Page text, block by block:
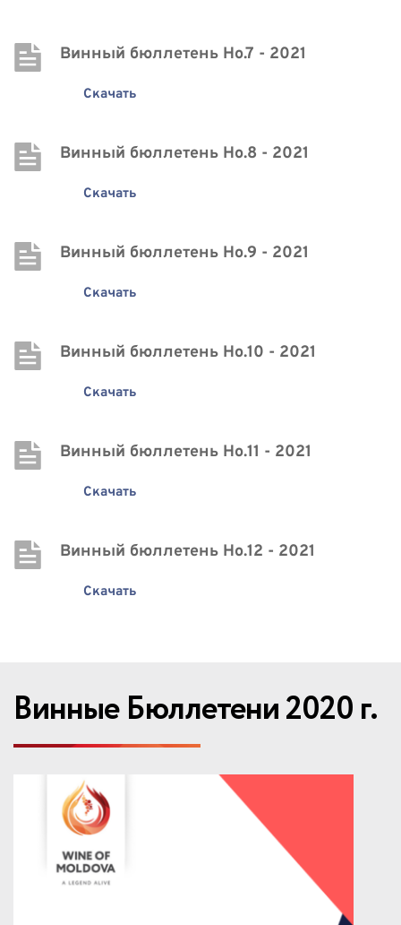
Винный бюллетень Нo.7 - 2021
Скачать
Винный бюллетень Нo.8 - 2021
Скачать
Винный бюллетень Нo.9 - 2021
Скачать
Винный бюллетень Нo.10 - 2021
Скачать
Винный бюллетень Нo.11 - 2021
Скачать
Винный бюллетень Нo.12 - 2021
Скачать
Винные Бюллетени 2020 г.